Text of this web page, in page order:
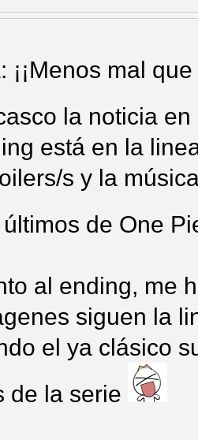
¡¡Menos mal
la noticia
está en la
s y la
de One
al ending, me
siguen la
el ya clásico
de la serie